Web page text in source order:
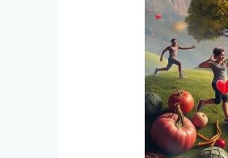
5
Sencillos
Pasos